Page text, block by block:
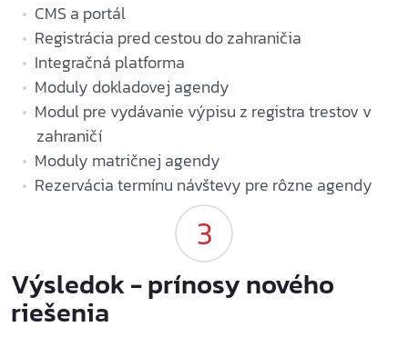
CMS a portál
Registrácia pred cestou do zahraničia
Integračná platforma
Moduly dokladovej agendy
Modul pre vydávanie výpisu z registra trestov v
zahraničí
Moduly matričnej agendy
Rezervácia termínu návštevy pre rôzne agendy
Výsledok - prínosy nového
riešenia